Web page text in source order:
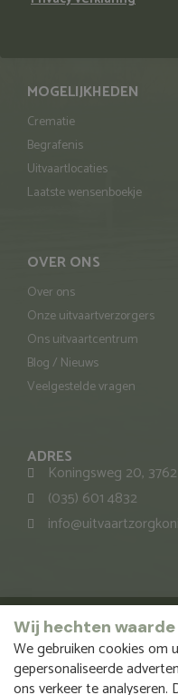
ADRES
Koningsweg 20,
(035) 601 4832
OVER ONS
Over ons
Onze uitvaartverzorgers
Ons uitvaartcentrum
Blog / Nieuws
Veelgestelde vragen
MOGELIJKHEDEN
Crematie
Begrafenis
Uitvaartlocaties
Laatste wensenboekje
Onze vestigingen:
Lingese Uitvaartzorg
Wij hechten
We gebruiken cookies om
gepersonaliseerde
ons verkeer te